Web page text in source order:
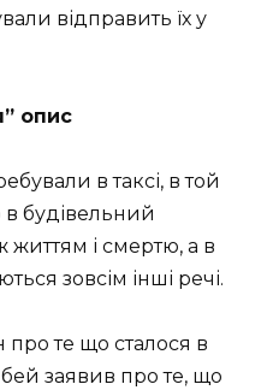
відправить їх у
опис
в таксі, в той
будівельний
життям і смертю, а в
зовсім інші речі.
про те що сталося в
бей заявив про те, що